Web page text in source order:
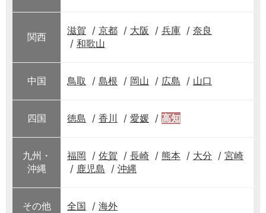
関西
滋賀 京都 大阪 兵庫
奈良
和歌山
中国 鳥取 島根 岡山 広島 山口
四国 徳島 香川 愛媛 高知
九州・
沖縄
福岡 佐賀 長崎 熊本 大分
宮崎
鹿児島
沖縄
その他 全国 海外